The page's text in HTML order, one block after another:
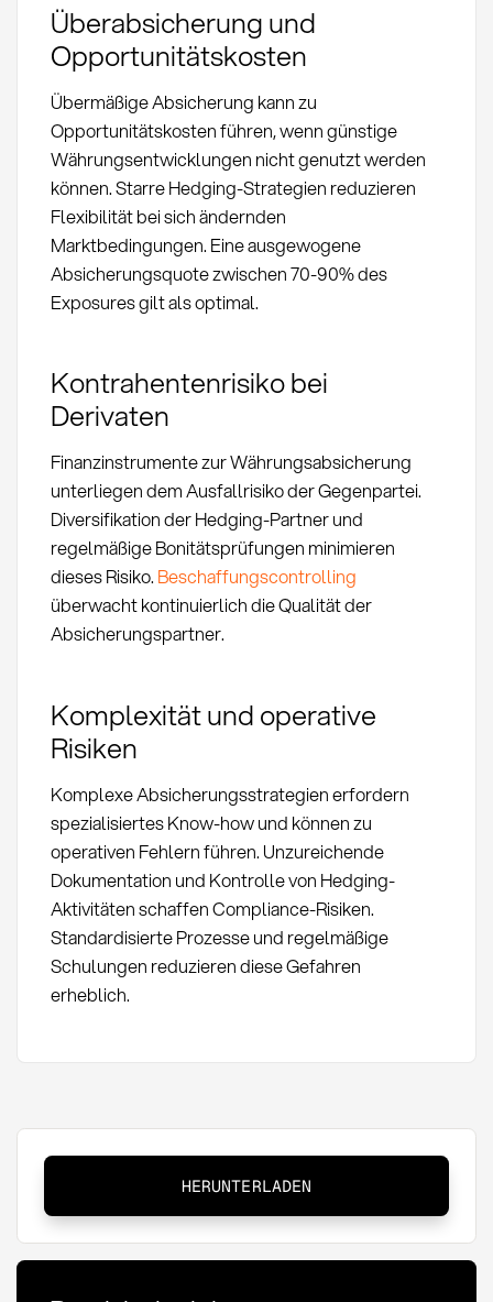
Überabsicherung und
Opportunitätskosten
Übermäßige Absicherung kann zu
Opportunitätskosten führen, wenn günstige
Währungsentwicklungen nicht genutzt werden
können. Starre Hedging-Strategien reduzieren
Flexibilität bei sich ändernden
Marktbedingungen. Eine ausgewogene
Absicherungsquote zwischen 70-90% des
Exposures gilt als optimal.
Kontrahentenrisiko bei
Derivaten
Finanzinstrumente zur Währungsabsicherung
unterliegen dem Ausfallrisiko der Gegenpartei.
Diversifikation der Hedging-Partner und
regelmäßige Bonitätsprüfungen minimieren
dieses Risiko. Beschaffungscontrolling
überwacht kontinuierlich die Qualität der
Absicherungspartner.
Komplexität und operative
Risiken
Komplexe Absicherungsstrategien erfordern
spezialisiertes Know-how und können zu
operativen Fehlern führen. Unzureichende
Dokumentation und Kontrolle von Hedging-
Aktivitäten schaffen Compliance-Risiken.
Standardisierte Prozesse und regelmäßige
Schulungen reduzieren diese Gefahren
erheblich.
Definition,
Methoden
HERUNTERLADEN